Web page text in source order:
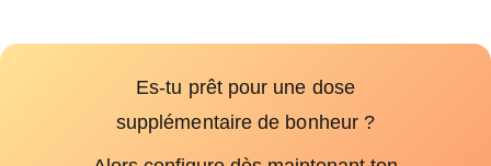
Es-tu prêt pour une dose
supplémentaire de bonheur ?